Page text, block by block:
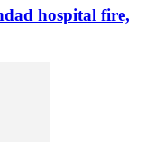
hospital fire,